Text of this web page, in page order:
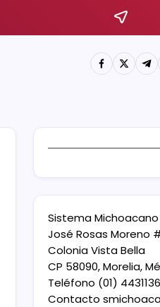
Sistema
José Rosas Moreno
Colonia Vista Bella
CP 58090, Morelia,
Teléfono (01)
Contacto